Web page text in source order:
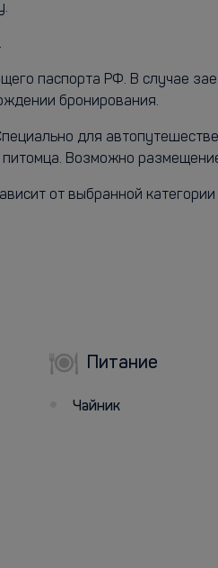
паспорта РФ. В случае
бронирования.
для
Возможно
от выбранной категории
Питание
Чайник